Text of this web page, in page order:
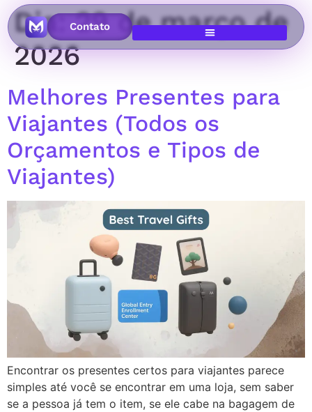
Contato
Dia:29 de março de
2026
Melhores Presentes para
Viajantes (Todos os
Orçamentos e Tipos de
Viajantes)
Encontrar os presentes certos para viajantes parece
simples até você se encontrar em uma loja, sem saber
se a pessoa já tem o item, se ele cabe na bagagem de